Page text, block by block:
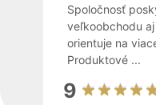
Spoločnosť
veľkoobchodu
orientuje na
Produktové ...
9